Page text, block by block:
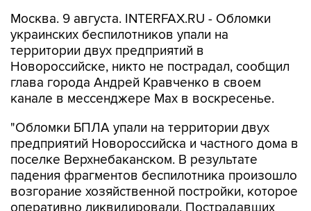
Москва. 9 августа. INTERFAX.RU - Обломки
украинских беспилотников упали на
территории двух предприятий в
Новороссийске, никто не пострадал, сообщил
глава города Андрей Кравченко в своем
канале в мессенджере Max в воскресенье.
"Обломки БПЛА упали на территории двух
предприятий Новороссийска и частного дома в
поселке Верхнебаканском. В результате
падения фрагментов беспилотника произошло
возгорание хозяйственной постройки, которое